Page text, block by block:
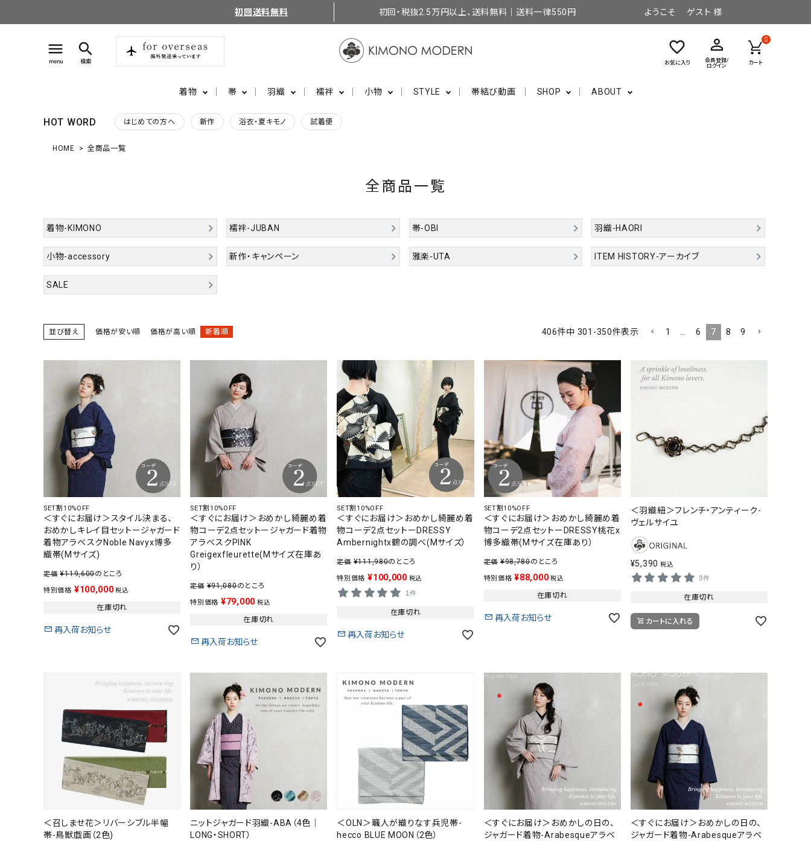
初回送料無料 初回・税抜2.5万円以上、送料無料｜送料一律550円 ようこそ ゲスト 様
menu
menu
search
検索
favorite_border
お気に入り
perm_identity
会員登録/
ログイン
0
カート
着物 帯 羽織 襦袢 小物 STYLE 帯結び動画 SHOP ABOUT
HOT WORD はじめての方へ 新作 浴衣・夏キモノ 試着便
ようこそ ゲスト 様
新作・キャンペーン
帯結び動画
INFORMATION
HOME 全商品一覧
全商品一覧
着物-KIMONO 襦袢-JUBAN 帯-OBI 羽織-HAORI
小物-accessory 新作・キャンペーン 雅楽-UTA ITEM HISTORY-アーカイブ
SALE
並び替え 価格が安い順 価格が高い順 新着順 406件中 301 -350件表示 1 6 7 8 9
SET割10%OFF
＜すぐにお届け＞スタイル決まる、
おめかしキレイ目セットージャガード
着物アラベスクNoble Navyx博多
織帯(Mサイズ)
定価 ¥119,600のところ
特別価格 ¥100,000 税込
在庫切れ
再入荷お知らせ
SET割10%OFF
＜すぐにお届け＞おめかし綺麗め着
物コーデ2点セットージャガード着物
アラベスクPINK
Greigexfleurette(Mサイズ在庫あ
り）
定価 ¥91,080のところ
特別価格 ¥79,000 税込
在庫切れ
再入荷お知らせ
SET割10%OFF
＜すぐにお届け＞おめかし綺麗め着
物コーデ2点セットーDRESSY
Ambernightx鶴の調べ(Mサイズ）
定価 ¥111,980のところ
特別価格 ¥100,000 税込
1件
在庫切れ
再入荷お知らせ
SET割10%OFF
＜すぐにお届け＞おめかし綺麗め着
物コーデ2点セットーDRESSY桃花x
博多織帯(Mサイズ在庫あり）
定価 ¥98,780のところ
特別価格 ¥88,000 税込
在庫切れ
再入荷お知らせ
＜羽織紐＞フレンチ・アンティーク-
ヴェルサイユ
¥5,390 税込
3件
在庫切れ
カートに入れる
＜召しませ花＞リバーシブル半幅
帯-鳥獣戯画（2色)
ニットジャガード羽織-ABA（4色｜
LONG・SHORT）
＜OLN＞職人が織りなす兵児帯-
hecco BLUE MOON（2色）
＜すぐにお届け＞おめかしの日の、
ジャガード着物-Arabesqueアラベ
＜すぐにお届け＞おめかしの日の、
ジャガード着物-Arabesqueアラベ